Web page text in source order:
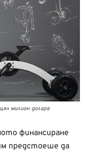
милион долара
финансиране
предстоеше да